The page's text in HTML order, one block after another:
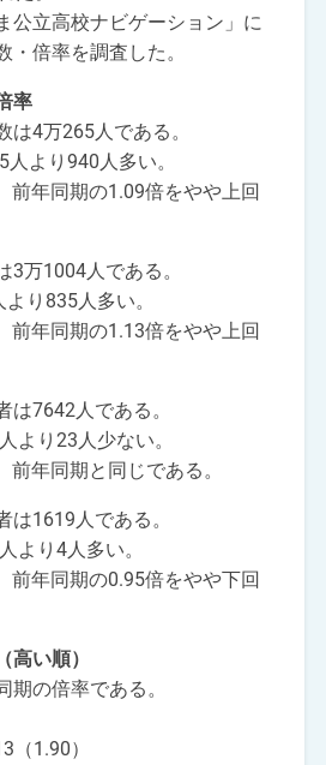
公立高校ナビゲーション」に
・倍率を調査した。
率
4万265人である。
より940人多い。
年同期の1.09倍をやや上回
万1004人である。
り835人多い。
年同期の1.13倍をやや上回
7642人である。
より23人少ない。
年同期と同じである。
1619人である。
より4人多い。
年同期の0.95倍をやや下回
い順）
の倍率である。
1.90）